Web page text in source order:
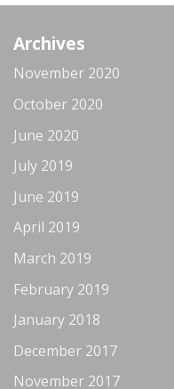
Archives
November 2020
October 2020
June 2020
July 2019
June 2019
April 2019
March 2019
February 2019
January 2018
December 2017
November 2017